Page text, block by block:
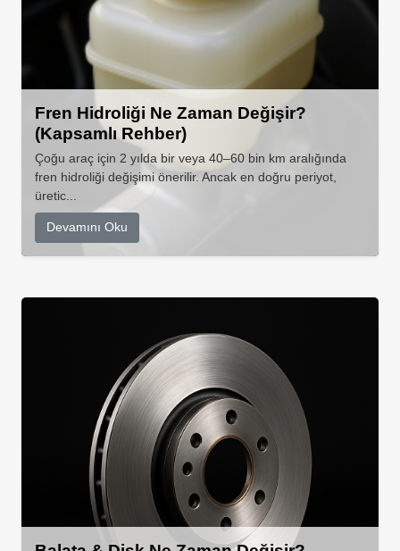
Fren Hidroliği Ne Zaman Değişir?
(Kapsamlı Rehber)
Çoğu araç için 2 yılda bir veya 40–60 bin km aralığında
fren hidroliği değişimi önerilir. Ancak en doğru periyot,
üretic...
Devamını Oku